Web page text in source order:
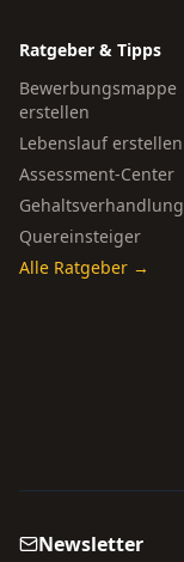
Ratgeber & Tipps
Bewerbungsmappe
erstellen
Lebenslauf erstellen
Assessment-Center
Gehaltsverhandlung
Quereinsteiger
Alle Ratgeber →
Newsletter